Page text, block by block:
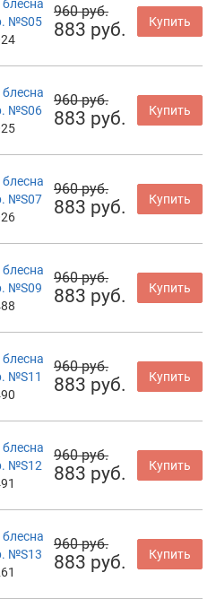
№S05
960 руб.
883 руб. Купить
№S06
960 руб.
883 руб. Купить
№S07
960 руб.
883 руб. Купить
№S09
960 руб.
883 руб. Купить
№S11
960 руб.
883 руб. Купить
№S12
960 руб.
883 руб. Купить
№S13
960 руб.
883 руб. Купить